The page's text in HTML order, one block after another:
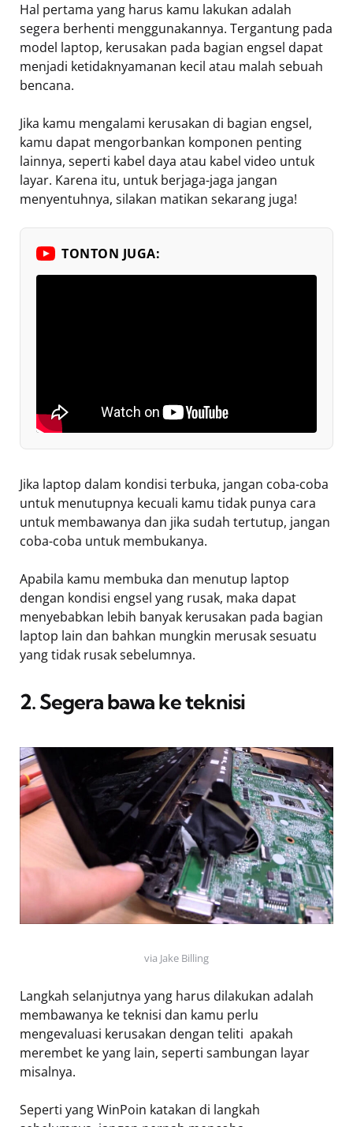
Hal pertama yang harus kamu lakukan adalah
segera berhenti menggunakannya. Tergantung pada
model laptop, kerusakan pada bagian engsel dapat
menjadi ketidaknyamanan kecil atau malah sebuah
bencana.
Jika kamu mengalami kerusakan di bagian engsel,
kamu dapat mengorbankan komponen penting
lainnya, seperti kabel daya atau kabel video untuk
layar. Karena itu, untuk berjaga-jaga jangan
menyentuhnya, silakan matikan sekarang juga!
TONTON JUGA:
Jika laptop dalam kondisi terbuka, jangan coba-coba
untuk menutupnya kecuali kamu tidak punya cara
untuk membawanya dan jika sudah tertutup, jangan
coba-coba untuk membukanya.
Apabila kamu membuka dan menutup laptop
dengan kondisi engsel yang rusak, maka dapat
menyebabkan lebih banyak kerusakan pada bagian
laptop lain dan bahkan mungkin merusak sesuatu
yang tidak rusak sebelumnya.
2. Segera bawa ke teknisi
via Jake Billing
Langkah selanjutnya yang harus dilakukan adalah
membawanya ke teknisi dan kamu perlu
mengevaluasi kerusakan dengan teliti  apakah
merembet ke yang lain, seperti sambungan layar
misalnya.
Seperti yang WinPoin katakan di langkah